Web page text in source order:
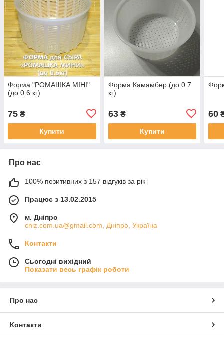
Форма "РОМАШКА МІНІ"
(до 0.6 кг)
75 ₴
Купити
Форма Камамбер (до 0.7
кг)
63₴
Купити
60
Про нас
100% позитивних з 157 відгуків за рік
Працює з 13.02.2015
м. Дніпро
chiz.com.ua@gmail.com, Дніпро, Україна
Контакти
Сьогодні вихідний
Показати весь графік роботи
Про нас
Контакти